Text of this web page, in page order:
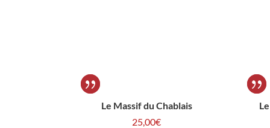
Le Massif du Chablais
25,00€